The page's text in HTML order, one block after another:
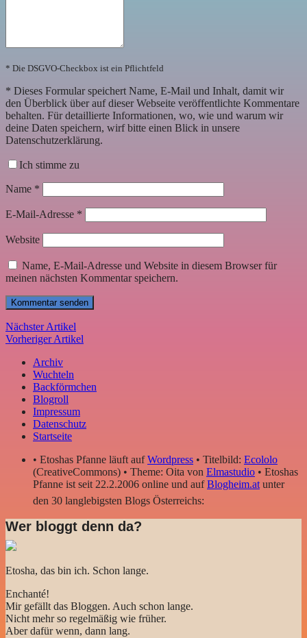
* Die DSGVO-Checkbox ist ein Pflichtfeld
* Dieses Formular speichert Name, E-Mail und Inhalt, damit wir
den Überblick über auf dieser Webseite veröffentlichte Kommentare
behalten. Für detaillierte Informationen, wo, wie und warum wir
deine Daten speichern, wirf bitte einen Blick in unsere
Datenschutzerklärung.
Ich stimme zu
Name *
E-Mail-Adresse *
Website
Name, E-Mail-Adresse und Website in diesem Browser für
meinen nächsten Kommentar speichern.
Nächster Artikel
Vorheriger Artikel
Archiv
Wuchteln
Backförmchen
Blogroll
Impressum
Datenschutz
Startseite
• Etoshas Pfanne läuft aufWordpress • Titelbild: Ecololo
(CreativeCommons) • Theme: Oita von Elmastudio • Etoshas
Pfanne ist seit 22.2.2006 online und aufBlogheim.atunter
den 30 langlebigsten Blogs Österreichs:
Wer bloggt denn da?
Etosha, das bin ich. Schon lange.
Enchanté!
Mir gefällt das Bloggen. Auch schon lange.
Nicht mehr so regelmäßig wie früher.
Aber dafür wenn, dann lang.